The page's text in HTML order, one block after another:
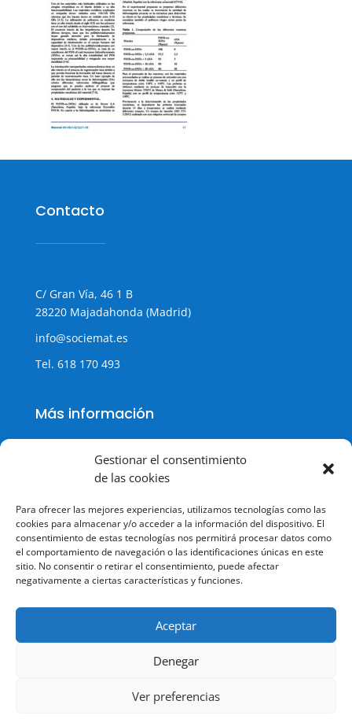
Gestionar el consentimiento
de las cookies
Para ofrecer las mejores experiencias, utilizamos tecnologías como las
cookies para almacenar y/o acceder a la información del dispositivo. El
consentimiento de estas tecnologías nos permitirá procesar datos como
el comportamiento de navegación o las identificaciones únicas en este
sitio. No consentir o retirar el consentimiento, puede afectar
negativamente a ciertas características y funciones.
Aceptar
Denegar
Ver preferencias
Contacto
C/ Gran Vía, 46 1 B
28220 Majadahonda (Madrid)
info@sociemat.es
Tel. 618 170 493
Más información
Política de Privacidad
Aviso legal
Terminos y condiciones
© Todos los derechos reservados.